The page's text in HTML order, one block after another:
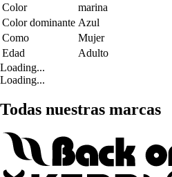
Color
marina
Color dominante Azul
Como
Mujer
Edad
Adulto
Loading...
Loading...
Todas nuestras marcas